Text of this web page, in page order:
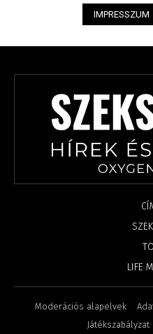
IMPRESSZUM
LIFE
Moderációs alapelvek
Játékszabályzat